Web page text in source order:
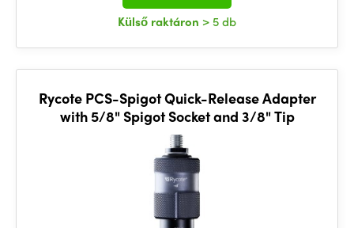
Külső raktáron > 5 db
Rycote PCS-Spigot Quick-Release Adapter
with 5/8" Spigot Socket and 3/8" Tip